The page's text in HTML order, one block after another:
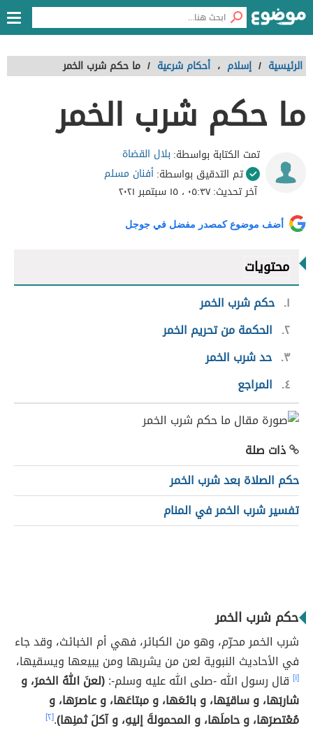
الرئيسية / إسلام ، أحكام شرعية / ما حكم شرب الخمر
ما حكم شرب الخمر
تمت الكتابة بواسطة: بلال القضاة
تم التدقيق بواسطة:أفنان مسلم
آخر تحديث:٠٥:٣٧ ، ١٥ سبتمبر ٢٠٢١
أضف موضوع كمصدر مفضل في جوجل
محتويات
١ حكم شرب الخمر
٢ الحكمة من تحريم الخمر
٣ حد شرب الخمر
٤
المراجع
ذات صلة
حكم الصلاة بعد شرب الخمر
تفسير شرب الخمر في المنام
حكم شرب الخمر
شرب الخمر محرّم، وهو من الكبائر، فهي أم الخبائث، وقد جاء
في الأحاديث النبوية لعن من يشربها ومن يبيعها ويسقيها،
[١] قال رسول الله -صلى الله عليه وسلم-:(لعنَ اللهُ الخمرَ، و
شاربَها، و ساقيَها، و بائعَها، و مبتاعَها، و عاصرَها، و
مُعْتصرَها، و حاملَها، و المحمولةَ إليهِ، و آكلَ ثمنِها).[٢]